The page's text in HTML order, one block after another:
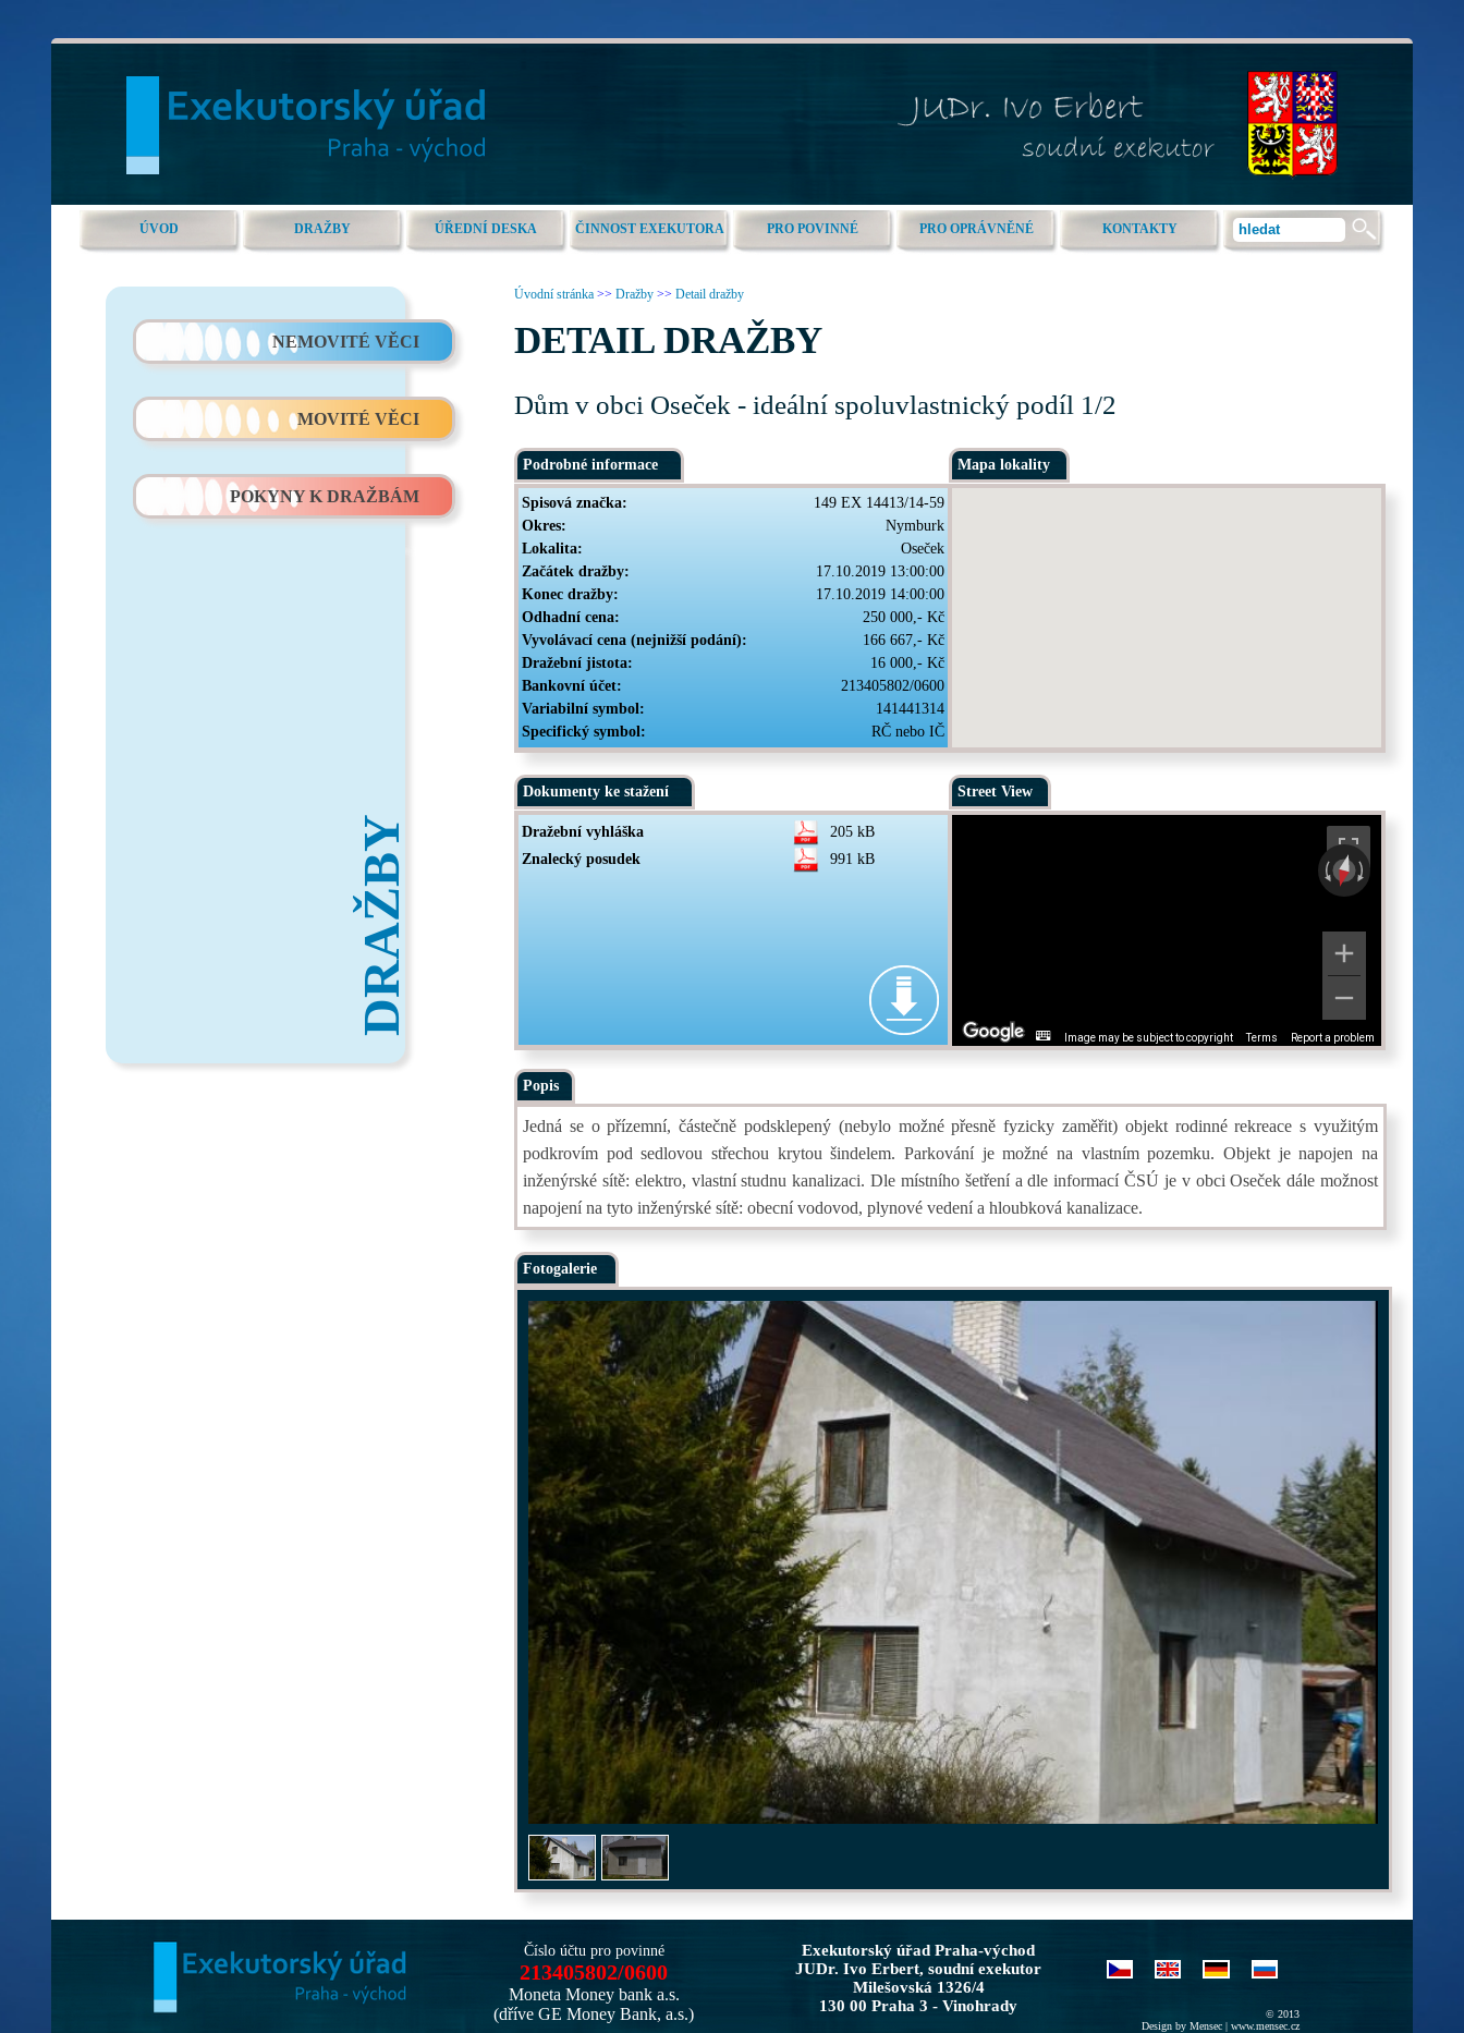
ÚVOD DRAŽBY ÚŘEDNÍ DESKA ČINNOST EXEKUTORA PRO POVINNÉ PRO OPRÁVNĚNÉ KONTAKTY
NEMOVITÉ VĚCI
MOVITÉ VĚCI
POKYNY K DRAŽBÁM
DRAŽBY
Úvodní stránka >> Dražby >> Detail dražby
DETAIL DRAŽBY
Dům v obci Oseček - ideální spoluvlastnický podíl 1/2
Podrobné informace Mapa lokality
Spisová značka:
149 EX 14413/14-59
Okres:
Nymburk
Lokalita:
Oseček
Začátek dražby:
17.10.2019 13:00:00
Konec dražby:
17.10.2019 14:00:00
Odhadní cena:
250 000,- Kč
Vyvolávací cena (nejnižší podání):
166 667,- Kč
Dražební jistota:
16 000,- Kč
Bankovní účet:
213405802/0600
Variabilní symbol:
141441314
Specifický symbol:
RČ nebo IČ
Dokumenty ke stažení Street View
Dražební vyhláška
205 kB
Znalecký posudek
991 kB
Image may be subject to copyright Terms Report a problem
Popis
Jedná se o přízemní, částečně podsklepený (nebylo možné přesně fyzicky zaměřit) objekt rodinné rekreace s využitým
podkrovím pod sedlovou střechou krytou šindelem. Parkování je možné na vlastním pozemku. Objekt je napojen na
inženýrské sítě: elektro, vlastní studnu kanalizaci. Dle místního šetření a dle informací ČSÚ je v obci Oseček dále možnost
napojení na tyto inženýrské sítě: obecní vodovod, plynové vedení a hloubková kanalizace.
Fotogalerie
Číslo účtu pro povinné
213405802/0600
Moneta Money bank a.s.
(dříve GE Money Bank, a.s.)
Exekutorský úřad Praha-východ
JUDr. Ivo Erbert, soudní exekutor
Milešovská 1326/4
130 00 Praha 3 - Vinohrady
© 2013
Design by Mensec | www.mensec.cz